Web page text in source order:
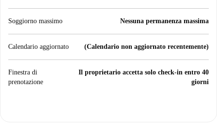
Soggiorno massimo Nessuna permanenza massima
Calendario aggiornato (Calendario non aggiornato recentemente)
Finestra di
prenotazione
Il proprietario accetta solo check-in entro 40
giorni